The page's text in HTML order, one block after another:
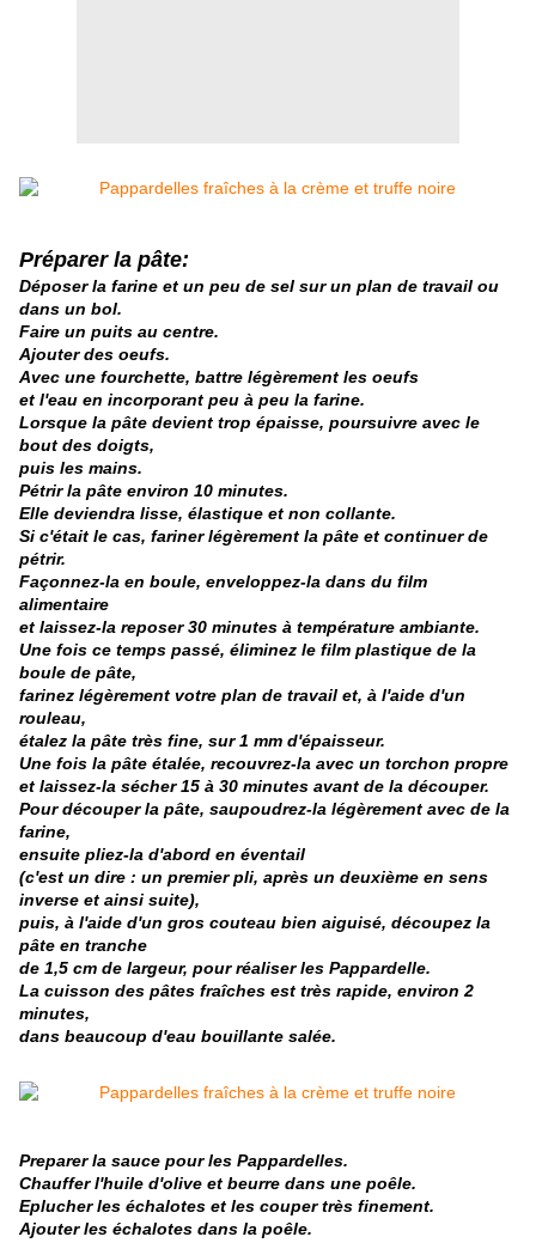
Préparer la pâte:
Déposer la farine et un peu de sel sur un plan de travail ou
dans un bol.
Faire un puits au centre.
Ajouter des oeufs.
Avec une fourchette, battre légèrement les oeufs
et l'eau en incorporant peu à peu la farine.
Lorsque la pâte devient trop épaisse, poursuivre avec le
bout des doigts,
puis les mains.
Pétrir la pâte environ 10 minutes.
Elle deviendra lisse, élastique et non collante.
Si c'était le cas, fariner légèrement la pâte et continuer de
pétrir.
Façonnez-la en boule, enveloppez-la dans du film
alimentaire
et laissez-la reposer 30 minutes à température ambiante.
Une fois ce temps passé, éliminez le film plastique de la
boule de pâte,
farinez légèrement votre plan de travail et, à l'aide d'un
rouleau,
étalez la pâte très fine, sur 1 mm d'épaisseur.
Une fois la pâte étalée, recouvrez-la avec un torchon propre
et laissez-la sécher 15 à 30 minutes avant de la découper.
Pour découper la pâte, saupoudrez-la légèrement avec de la
farine,
ensuite pliez-la d'abord en éventail
(c'est un dire : un premier pli, après un deuxième en sens
inverse et ainsi suite),
puis, à l'aide d'un gros couteau bien aiguisé, découpez la
pâte en tranche
de 1,5 cm de largeur, pour réaliser les Pappardelle.
La cuisson des pâtes fraîches est très rapide, environ 2
minutes,
dans beaucoup d'eau bouillante salée.
Preparer la sauce pour les Pappardelles.
Chauffer l'huile d'olive et beurre dans une poêle.
Eplucher les échalotes et les couper très finement.
Ajouter les échalotes dans la poêle.